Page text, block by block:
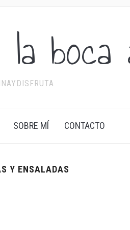
boca
SOBRE MÍ CONTACTO
Y ENSALADAS